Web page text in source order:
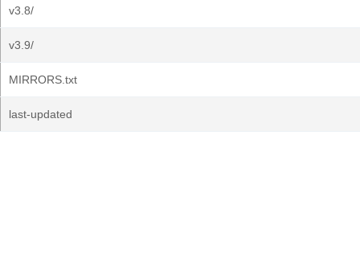
v3.8/
v3.9/
MIRRORS.txt
last-updated